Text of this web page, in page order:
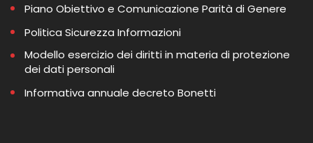
Piano Obiettivo e Comunicazione Parità di Genere
Politica Sicurezza Informazioni
Modello esercizio dei diritti in materia di protezione
dei dati personali
Informativa annuale decreto Bonetti